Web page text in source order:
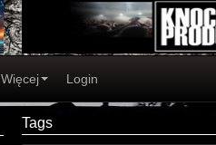
Więcej Login
Tags